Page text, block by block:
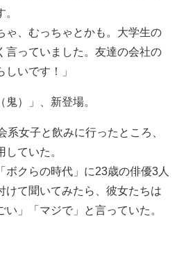
、むっちゃとかも。大学生の
言っていました。友達の会社の
いです！」
）」、新登場。
系女子と飲みに行ったところ、
ていた。
ボクらの時代」に23歳の俳優3人
けて聞いてみたら、彼女たちは
い」「マジで」と言っていた。